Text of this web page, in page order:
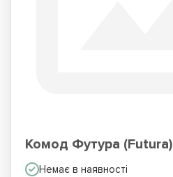
Комод Футура (Futura)
Немає в наявності